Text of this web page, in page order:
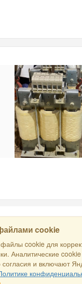
cookie
cookie для
Аналитические
согласия и включают
undang-undang ©
sales@rstradehouse.com,